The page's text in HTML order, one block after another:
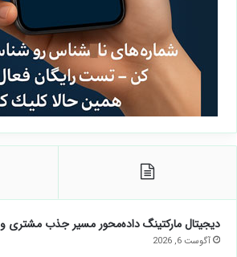
دیجیتال مارکتینگ داده‌محور مسیر جذب مشتری
آگوست 6, 2026